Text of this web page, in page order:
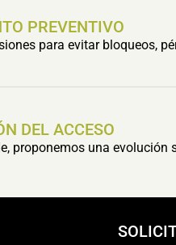
PREVENTIVO
para evitar bloqueos,
DEL ACCESO
proponemos una